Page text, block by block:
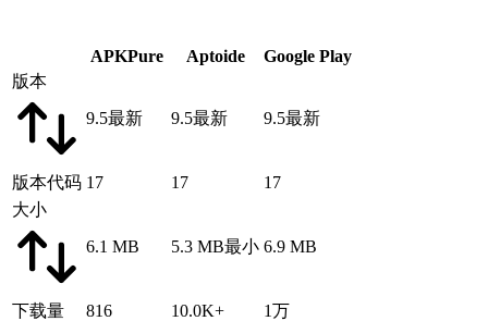
APKPure Aptoide
Google Play
版本
9.5最新 9.5最新 9.5最新
版本代码 17 17
17
大小
6.1 MB
5.3 MB最小 6.9 MB
下载量 816 10.0K+
1万